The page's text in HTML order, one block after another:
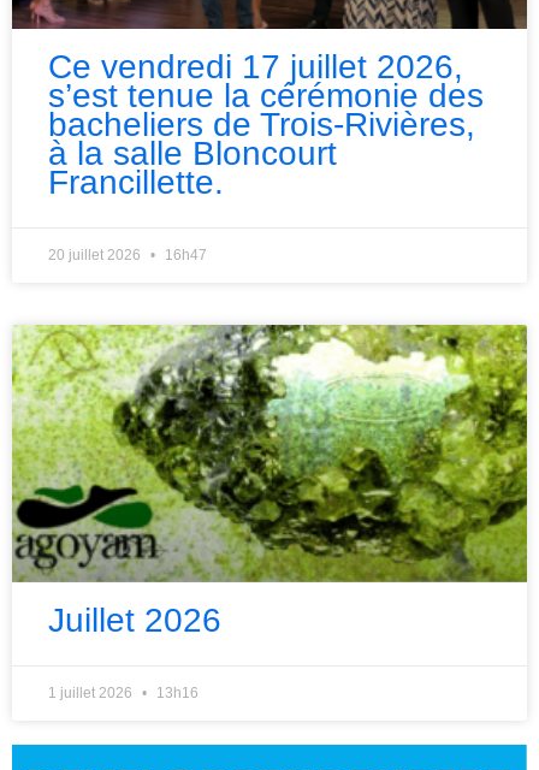
Ce vendredi 17 juillet 2026,
s’est tenue la cérémonie des
bacheliers de Trois-Rivières,
à la salle Bloncourt
Francillette.
20 juillet 2026 16h47
Juillet 2026
1 juillet 2026 13h16